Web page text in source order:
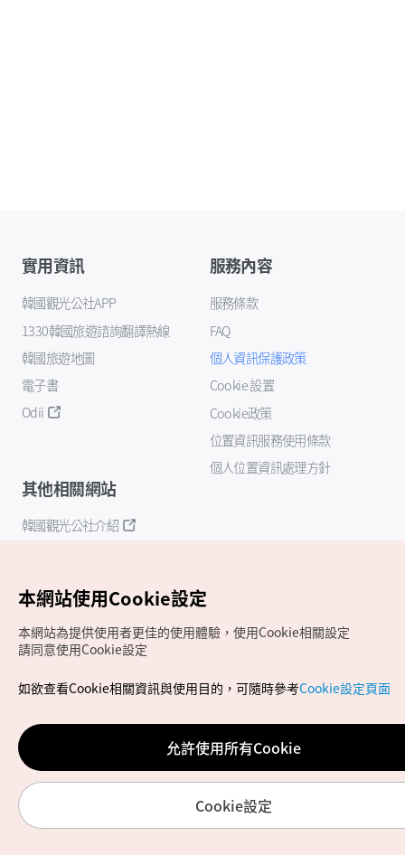
實用資訊
韓國觀光公社APP
1330韓國旅遊諮詢翻譯熱線
韓國旅遊地圖
電子書
Odii
服務內容
服務條款
FAQ
個人資訊保護政策
Cookie 設置
Cookie政策
位置資訊服務使用條款
個人位置資訊處理方針
其他相關網站
韓國觀光公社介紹
Copyrights (c) 韓國觀光公社版權所有
如有相關疑問或建議，歡迎來信至官方信箱
chinese_big5@knto.or.kr
本網站使用Cookie設定
本網站為提供使用者更佳的使用體驗，使用Cookie相關設定
請同意使用Cookie設定
如欲查看Cookie相關資訊與使用目的，可隨時參考Cookie設定頁面
允許使用所有Cookie
Cookie設定